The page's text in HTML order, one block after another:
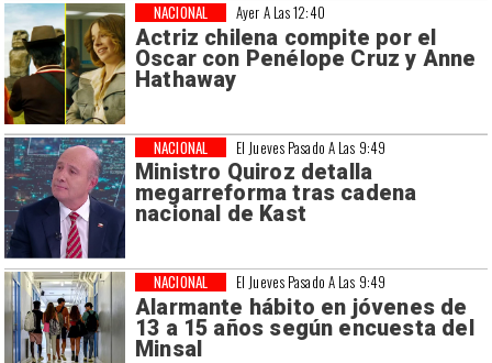
Ayer A Las 12:40
Actriz chilena compite por el
Oscar con Penélope Cruz y Anne
Hathaway
NACIONAL
El Jueves Pasado A Las 9:49
Ministro Quiroz detalla
megarreforma tras cadena
nacional de Kast
NACIONAL
El Jueves Pasado A Las 9:49
Alarmante hábito en jóvenes de
13 a 15 años según encuesta del
Minsal
NACIONAL